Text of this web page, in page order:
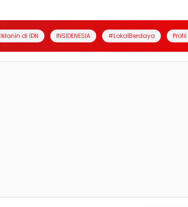
Iklanin di IDN INSIDENESIA #LokalBerdaya